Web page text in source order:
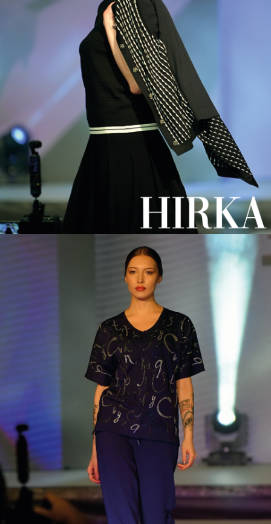
Patent No.: 1.506.822
Resmi Patent Anlaşması Madrid:
https://www3.wipo.int/madrid/monitor/en/showData.jsp?
Türkiye'den toptan kıyafet alanlar için bilgi | toptancılar için
Toptan kadın giyim mağazaları
kadın giyim için Kazy
toptan kadın giyim
laleli toptan giyim mağazaları,
giyim toptancıları,
toptan giyim türkiye,
kaliteli bayan giyim toptan satışı,
toptancı kıyafetleri,
büyük beden bayan giyim,
laleli toptan bayan giyim,
kazee toptan üreticisi,
yeni kadın giyim koleksiyonu,
toptan bayan giyim koleksiyonu,